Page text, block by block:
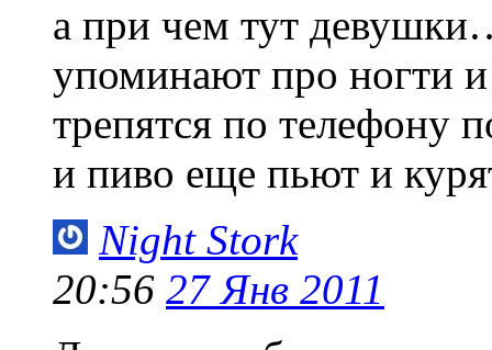
а при чем тут
упоминают про ногти
трепятся по телефону
и пиво еще пьют и
Night Stork
20:56 27 Янв 2011